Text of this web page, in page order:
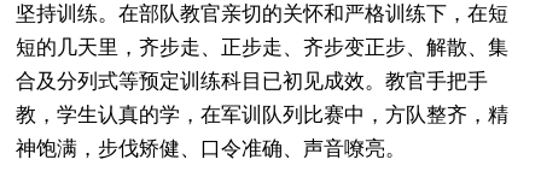
坚持训练。在部队教官亲切的关怀和严格训练下，在短
短的几天里，齐步走、正步走、齐步变正步、解散、集
合及分列式等预定训练科目已初见成效。教官手把手
教，学生认真的学，在军训队列比赛中，方队整齐，精
神饱满，步伐矫健、口令准确、声音嘹亮。